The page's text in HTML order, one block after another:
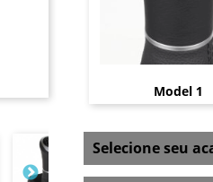
Model 1
Selecione seu